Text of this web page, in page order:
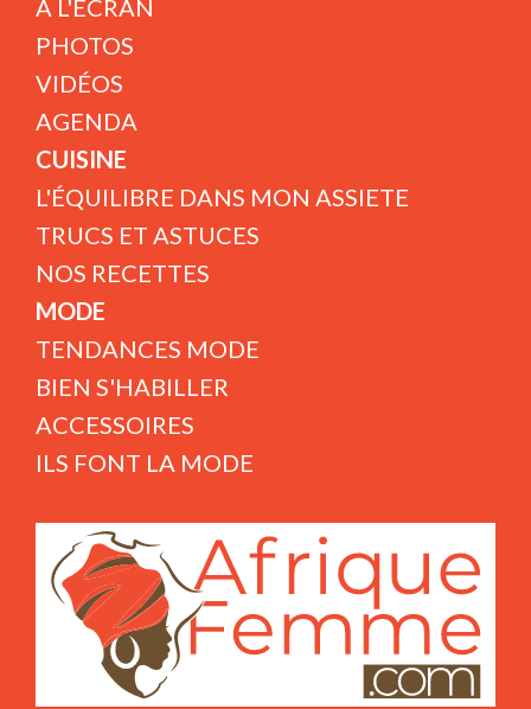
A L'ÉCRAN
PHOTOS
VIDÉOS
AGENDA
CUISINE
L'ÉQUILIBRE DANS MON ASSIETE
TRUCS ET ASTUCES
NOS RECETTES
MODE
TENDANCES MODE
BIEN S'HABILLER
ACCESSOIRES
ILS FONT LA MODE